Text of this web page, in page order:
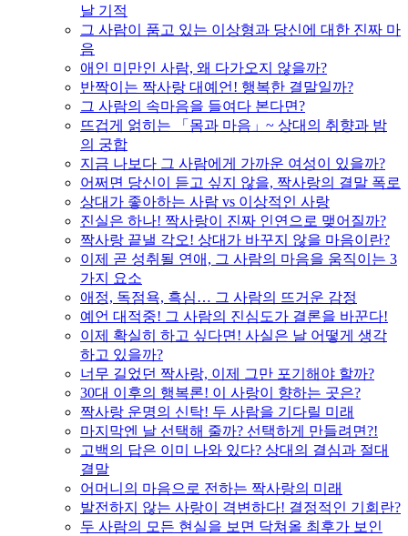
날 기적
그 사람이 품고 있는 이상형과 당신에 대한 진짜 마
음
애인 미만인 사람, 왜 다가오지 않을까?
반짝이는 짝사랑 대예언! 행복한 결말일까?
그 사람의 속마음을 들여다 본다면?
뜨겁게 얽히는 「몸과 마음」~ 상대의 취향과 밤
의 궁합
지금 나보다 그 사람에게 가까운 여성이 있을까?
어쩌면 당신이 듣고 싶지 않을, 짝사랑의 결말 폭로
상대가 좋아하는 사람 vs 이상적인 사랑
진실은 하나! 짝사랑이 진짜 인연으로 맺어질까?
짝사랑 끝낼 각오! 상대가 바꾸지 않을 마음이란?
이제 곧 성취될 연애, 그 사람의 마음을 움직이는 3
가지 요소
애정, 독점욕, 흑심… 그 사람의 뜨거운 감정
예언 대적중! 그 사람의 진심도가 결론을 바꾼다!
이제 확실히 하고 싶다면! 사실은 날 어떻게 생각
하고 있을까?
너무 길었던 짝사랑, 이제 그만 포기해야 할까?
30대 이후의 행복론! 이 사랑이 향하는 곳은?
짝사랑 운명의 신탁! 두 사람을 기다릴 미래
마지막엔 날 선택해 줄까? 선택하게 만들려면?!
고백의 답은 이미 나와 있다? 상대의 결심과 절대
결말
어머니의 마음으로 전하는 짝사랑의 미래
발전하지 않는 사랑이 격변하다! 결정적인 기회란?
두 사람의 모든 현실을 보면 닥쳐올 최후가 보인